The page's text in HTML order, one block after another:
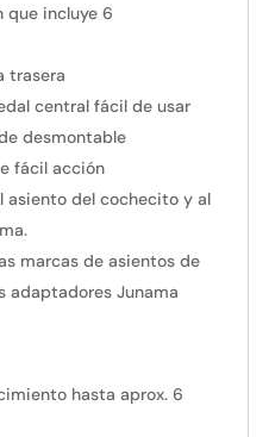
que incluye 6
trasera
central fácil de usar
desmontable
fácil acción
asiento del cochecito y al
marcas de asientos de
adaptadores Junama
hasta aprox. 6